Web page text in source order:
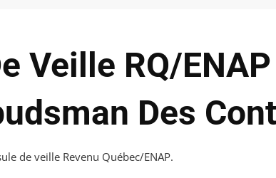
Veille RQ/
Des
de veille Revenu Québec/ENAP.